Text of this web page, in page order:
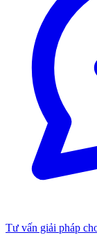
Tư vấn giải pháp